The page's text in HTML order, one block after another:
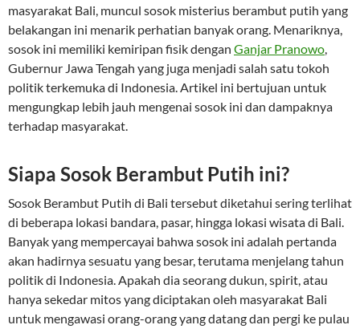
masyarakat Bali, muncul sosok misterius berambut putih yang
belakangan ini menarik perhatian banyak orang. Menariknya,
sosok ini memiliki kemiripan fisik dengan Ganjar Pranowo,
Gubernur Jawa Tengah yang juga menjadi salah satu tokoh
politik terkemuka di Indonesia. Artikel ini bertujuan untuk
mengungkap lebih jauh mengenai sosok ini dan dampaknya
terhadap masyarakat.
Siapa Sosok Berambut Putih ini?
Sosok Berambut Putih di Bali tersebut diketahui sering terlihat
di beberapa lokasi bandara, pasar, hingga lokasi wisata di Bali.
Banyak yang mempercayai bahwa sosok ini adalah pertanda
akan hadirnya sesuatu yang besar, terutama menjelang tahun
politik di Indonesia. Apakah dia seorang dukun, spirit, atau
hanya sekedar mitos yang diciptakan oleh masyarakat Bali
untuk mengawasi orang-orang yang datang dan pergi ke pulau